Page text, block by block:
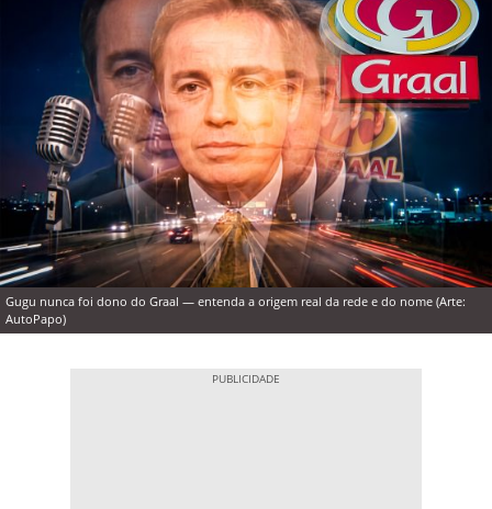
Gugu nunca foi dono do Graal — entenda a origem real da rede e do nome (Arte:
AutoPapo)